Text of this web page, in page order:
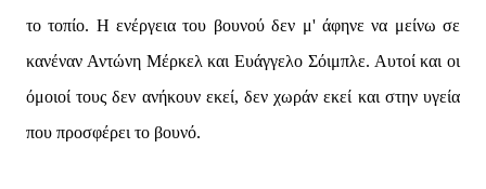
το τοπίο. Η ενέργεια του βουνού δεν μ' άφηνε να μείνω σε
κανέναν Αντώνη Μέρκελ και Ευάγγελο Σόιμπλε. Αυτοί και οι
όμοιοί τους δεν ανήκουν εκεί, δεν χωράν εκεί και στην υγεία
που προσφέρει το βουνό.